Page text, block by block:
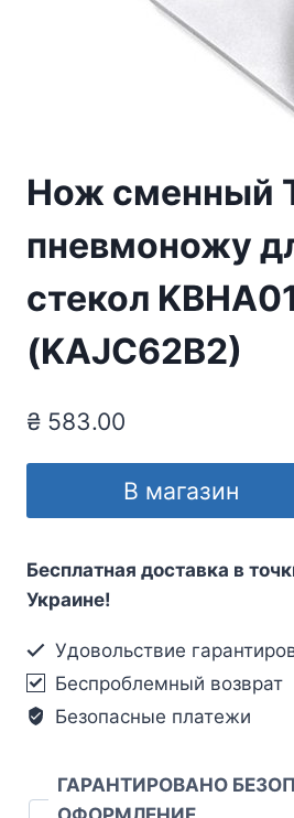
Нож сменный
пневмоножу
стекол
(KAJC62B2)
₴ 583.00
В магазин
Бесплатная доставка в
Украине!
Удовольствие
Беспроблемный возврат
Безопасные платежи
ГАРАНТИРОВАНО